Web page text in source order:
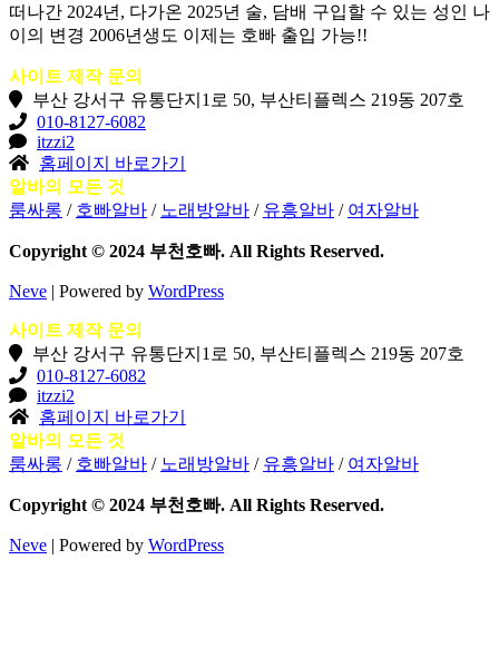
뉴
메
뉴
떠나간 2024년, 다가온 2025년 술, 담배 구입할 수 있는 성인 나
이의 변경 2006년생도 이제는 호빠 출입 가능!!
사이트 제작 문의
부산 강서구 유통단지1로 50, 부산티플렉스 219동 207호
010-8127-6082
itzzi2
홈페이지 바로가기
알바의 모든 것
룸싸롱 / 호빠알바 / 노래방알바 / 유흥알바 / 여자알바
Copyright © 2024 부천호빠. All Rights Reserved.
Neve | Powered by WordPress
사이트 제작 문의
부산 강서구 유통단지1로 50, 부산티플렉스 219동 207호
010-8127-6082
itzzi2
홈페이지 바로가기
알바의 모든 것
룸싸롱 / 호빠알바 / 노래방알바 / 유흥알바 / 여자알바
Copyright © 2024 부천호빠. All Rights Reserved.
Neve | Powered by WordPress